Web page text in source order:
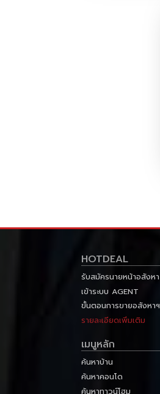
HOTDEAL
รับสมัครนายหน้าอสังหา
เข้าระบบ AGENT
ขั้นตอนการขายอสังหาฯ
รายละเอียดเพิ่มเติม
เมนูหลัก
ค้นหาบ้าน
ค้นหาคอนโด
ค้นหาทาวน์โฮม